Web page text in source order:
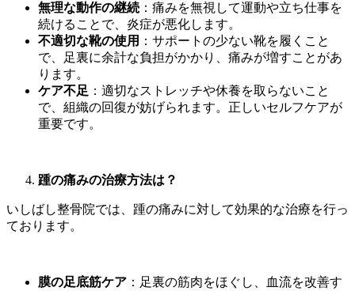
無理な動作の継続 ：痛みを無視して運動や立ち仕事を
続けることで、炎症が悪化します。
不適切な靴の使用 ：サポートの少ない靴を履くこと
で、足裏に余計な負担がかかり、痛みが増すことがあ
ります。
ケア不足 ：適切なストレッチや休養を取らないこと
で、組織の回復が妨げられます。正しいセルフケアが
重要です。
踵の痛みの治療方法は？
いしばし整骨院では、踵の痛みに対して効果的な治療を行っ
ております。
膜の足底筋ケア ：足裏の筋肉をほぐし、血流を改善す